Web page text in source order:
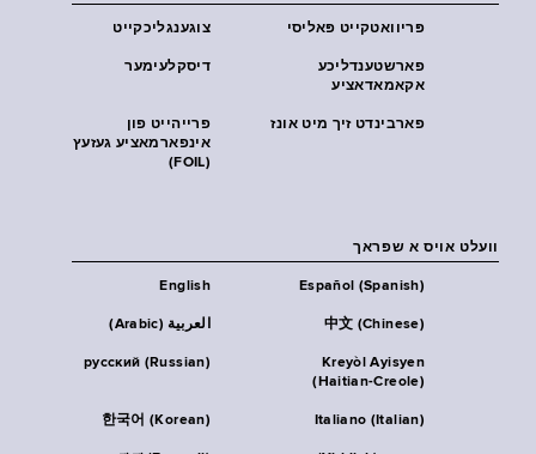
צוגענגליכקייט פּריוואטקייט פּאליסי
דיסקלעימער
פארשטענדליכע
אקאמאדאציע
פרייהייט פון
אינפארמאציע געזעץ
(FOIL)
פארבינדט זיך מיט אונז
וועלט אויס א שפראך
English Español (Spanish)
العربية (Arabic) 中文 (Chinese)
русский (Russian)
Kreyòl Ayisyen
(Haitian-Creole)
한국어 (Korean) Italiano (Italian)